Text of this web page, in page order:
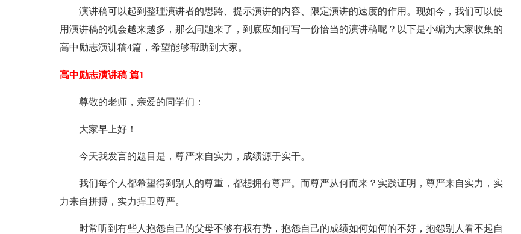
演讲稿可以起到整理演讲者的思路、提示演讲的内容、限定演讲的速度的作用。现如今，我们可以使
用演讲稿的机会越来越多，那么问题来了，到底应如何写一份恰当的演讲稿呢？以下是小编为大家收集的
高中励志演讲稿4篇，希望能够帮助到大家。
高中励志演讲稿 篇1
尊敬的老师，亲爱的同学们：
大家早上好！
今天我发言的题目是，尊严来自实力，成绩源于实干。
我们每个人都希望得到别人的尊重，都想拥有尊严。而尊严从何而来？实践证明，尊严来自实力，实
力来自拼搏，实力捍卫尊严。
时常听到有些人抱怨自己的父母不够有权有势，抱怨自己的成绩如何如何的不好，抱怨别人看不起自